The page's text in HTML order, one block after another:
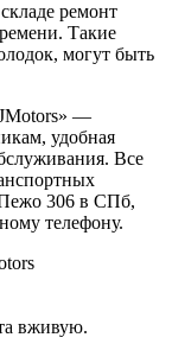
ремонт
Такие
могут быть
—
удобная
Все
Пежо 306 в СПб,
телефону.
вживую.